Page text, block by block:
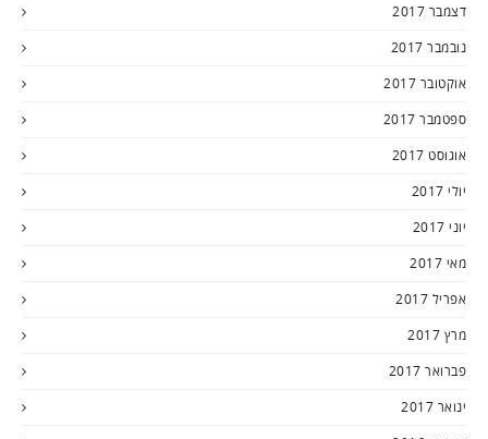
דצמבר 2017
נובמבר 2017
אוקטובר 2017
ספטמבר 2017
אוגוסט 2017
יולי 2017
יוני 2017
מאי 2017
אפריל 2017
מרץ 2017
פברואר 2017
ינואר 2017